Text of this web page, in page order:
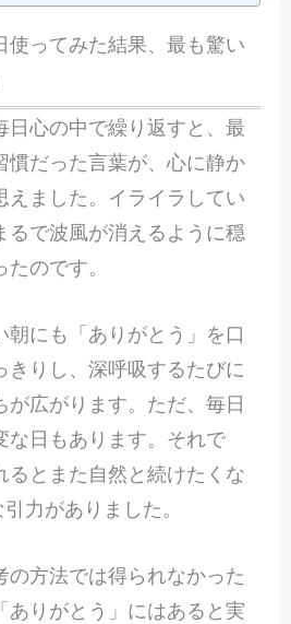
使ってみた結果、最も驚い
日心の中で繰り返すと、最
慣だった言葉が、心に静か
えました。イライラしてい
るで波風が消えるように穏
のです。
にも「ありがとう」を口
きりし、深呼吸するたびに
が広がります。ただ、毎日
な日もあります。それで
るとまた自然と続けたくな
力がありました。
の方法では得られなかった
ありがとう」にはあると実